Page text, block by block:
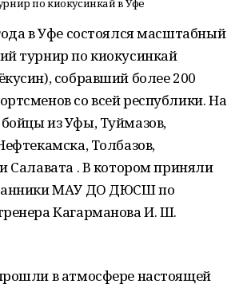
по киокусинкай в Уфе
в Уфе состоялся масштабный
турнир по киокусинкай
собравший более 200
со всей республики. На
из Уфы, Туймазов,
Толбазов,
Салавата . В котором приняли
МАУ ДО ДЮСШ по
Кагарманова И. Ш.
в атмосфере настоящей